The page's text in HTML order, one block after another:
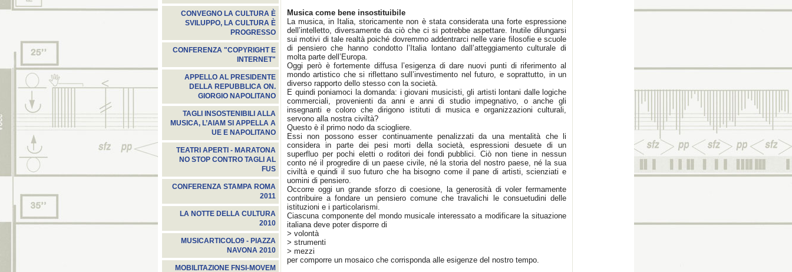
CONVEGNO LA CULTURA È
SVILUPPO, LA CULTURA È
PROGRESSO
CONFERENZA "COPYRIGHT E
INTERNET"
APPELLO AL PRESIDENTE
DELLA REPUBBLICA ON.
GIORGIO NAPOLITANO
TAGLI INSOSTENIBILI ALLA
MUSICA, L’AIAM SI APPELLA A
UE E NAPOLITANO
TEATRI APERTI - MARATONA
NO STOP CONTRO TAGLI AL
FUS
CONFERENZA STAMPA ROMA
2011
LA NOTTE DELLA CULTURA
2010
MUSICARTICOLO9 - PIAZZA
NAVONA 2010
MOBILITAZIONE FNSI-MOVEM
Musica come bene insostituibile
La musica, in Italia, storicamente non è stata considerata una forte espressione
dell’intelletto, diversamente da ciò che ci si potrebbe aspettare. Inutile dilungarsi
sui motivi di tale realtà poiché dovremmo addentrarci nelle varie filosofie e scuole
di pensiero che hanno condotto l’Italia lontano dall’atteggiamento culturale di
molta parte dell’Europa.
Oggi però è fortemente diffusa l’esigenza di dare nuovi punti di riferimento al
mondo artistico che si riflettano sull’investimento nel futuro, e soprattutto, in un
diverso rapporto dello stesso con la società.
E quindi poniamoci la domanda: i giovani musicisti, gli artisti lontani dalle logiche
commerciali, provenienti da anni e anni di studio impegnativo, o anche gli
insegnanti e coloro che dirigono istituti di musica e organizzazioni culturali,
servono alla nostra civiltà?
Questo è il primo nodo da sciogliere.
Essi non possono esser continuamente penalizzati da una mentalità che li
considera in parte dei pesi morti della società, espressioni desuete di un
superfluo per pochi eletti o roditori dei fondi pubblici. Ciò non tiene in nessun
conto né il progredire di un paese civile, né la storia del nostro paese, né la sua
civiltà e quindi il suo futuro che ha bisogno come il pane di artisti, scienziati e
uomini di pensiero.
Occorre oggi un grande sforzo di coesione, la generosità di voler fermamente
contribuire a fondare un pensiero comune che travalichi le consuetudini delle
istituzioni e i particolarismi.
Ciascuna componente del mondo musicale interessato a modificare la situazione
italiana deve poter disporre di
> volontà
> strumenti
> mezzi
per comporre un mosaico che corrisponda alle esigenze del nostro tempo.